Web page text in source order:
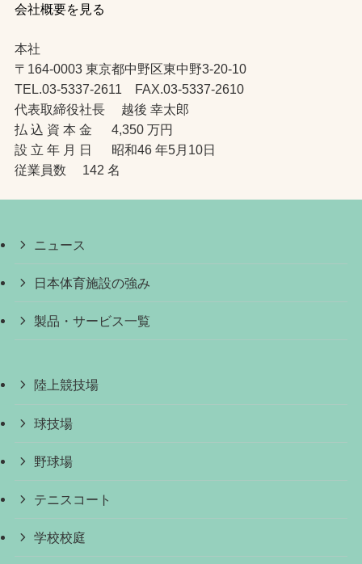
会社概要を見る
本社
〒164-0003 東京都中野区東中野3-20-10
TEL.03-5337-2611 FAX.03-5337-2610
代表取締役社長 越後 幸太郎
払 込 資 本 金 4,350 万円
設 立 年 月 日 昭和46 年5月10日
従業員数 142 名
ニュース
日本体育施設の強み
製品・サービス一覧
陸上競技場
球技場
野球場
テニスコート
学校校庭